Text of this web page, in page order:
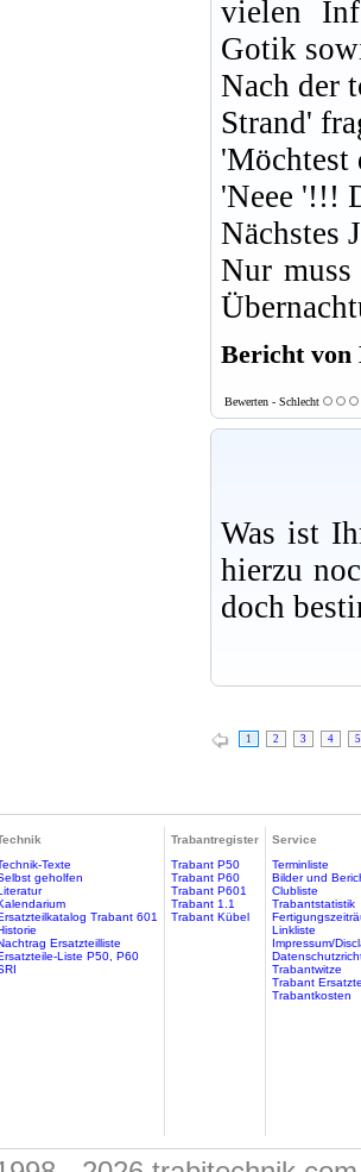
vielen
Gotik
Nach der
Strand'
'Möchtest
'Neee '!!!
Nächstes
Nur
Bericht von
Bewerten - Schlecht
Was ist
hierzu
doch
1 2 3 4 5
Texte
geholfen
Trabant 601
Ersatzteilliste
Liste P50, P60
Trabantregister
Trabant P50
Trabant P60
Trabant P601
Trabant 1.1
Trabant Kübel
Service
Terminliste
Bilder und
Clubliste
Trabantstatistik
Linkliste
Impressum/
Trabantwitze
Trabant
Trabantkosten